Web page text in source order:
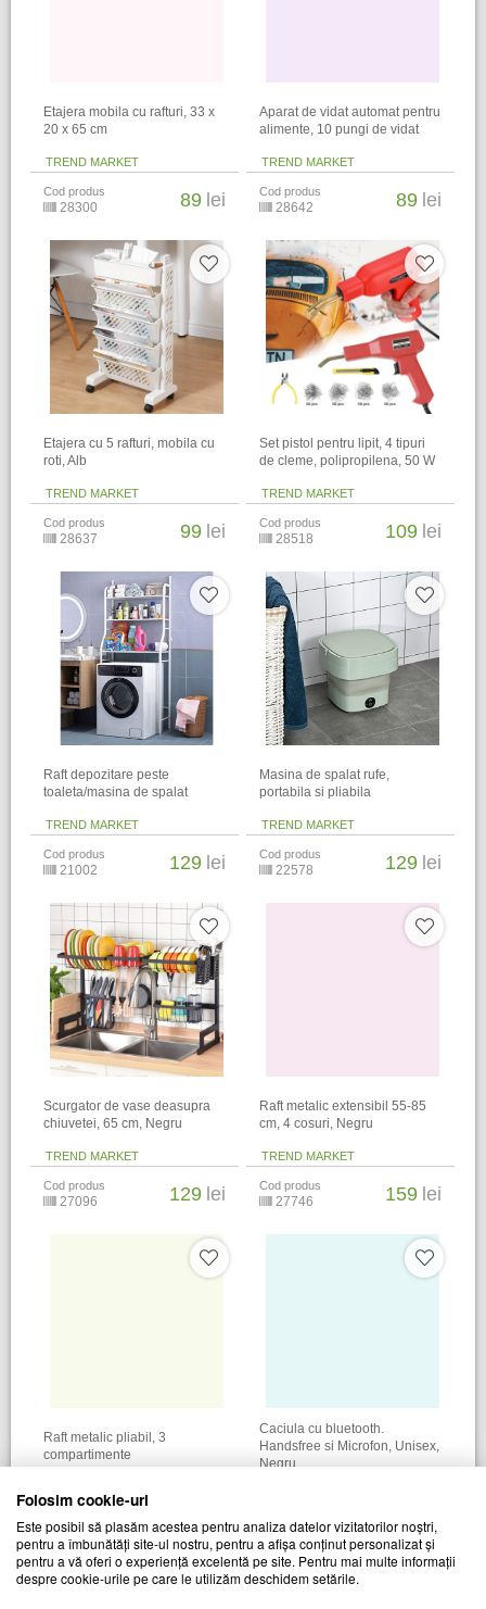
Etajera mobila cu rafturi, 33 x
20 x 65 cm
TREND MARKET
Cod produs
28300 89 lei
Aparat de vidat automat pentru
alimente, 10 pungi de vidat
TREND MARKET
Cod produs
28642 89 lei
Etajera cu 5 rafturi, mobila cu
roti, Alb
TREND MARKET
Cod produs
28637 99 lei
Set pistol pentru lipit, 4 tipuri
de cleme, polipropilena, 50 W
TREND MARKET
Cod produs
28518 109 lei
Raft depozitare peste
toaleta/masina de spalat
TREND MARKET
Cod produs
21002 129 lei
Masina de spalat rufe,
portabila si pliabila
TREND MARKET
Cod produs
22578 129 lei
Scurgator de vase deasupra
chiuvetei, 65 cm, Negru
TREND MARKET
Cod produs
27096 129 lei
Raft metalic extensibil 55-85
cm, 4 cosuri, Negru
TREND MARKET
Cod produs
27746 159 lei
Raft metalic pliabil, 3
compartimente
28651 199 lei
Caciula cu bluetooth.
Handsfree si Microfon, Unisex,
Negru
25769 49 lei
Folosim cookie-uri
Este posibil să plasăm acestea pentru analiza datelor vizitatorilor noștri,
pentru a îmbunătăți site-ul nostru, pentru a afișa conținut personalizat și
pentru a vă oferi o experiență excelentă pe site. Pentru mai multe informații
despre cookie-urile pe care le utilizăm deschidem setările.